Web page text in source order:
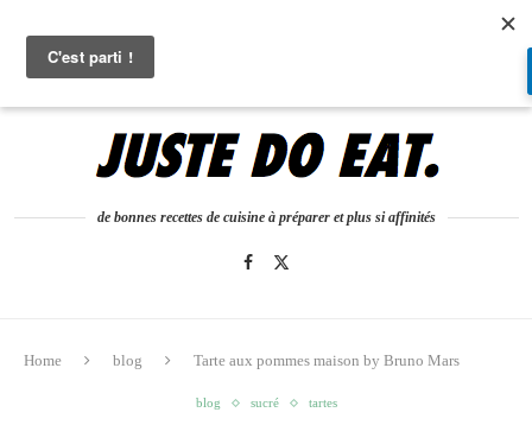
de bonnes recettes de cuisine à préparer et plus si affinités
Home blog Tarte aux pommes maison by Bruno Mars
blog sucré tartes